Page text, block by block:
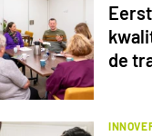
de